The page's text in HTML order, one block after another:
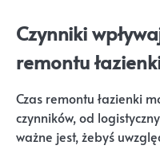
Czynniki
remontu
Czas remontu łazienki
czynników, od
ważne jest, żebyś